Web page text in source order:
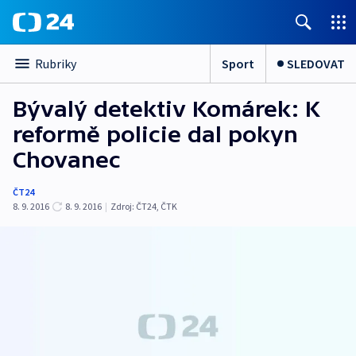
Rubriky Sport SLEDOVAT
Bývalý detektiv Komárek: K
reformě policie dal pokyn
Chovanec
ČT24
8. 9. 2016
8. 9. 2016 | Zdroj: ČT24, ČTK